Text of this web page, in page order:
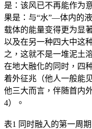
是：该风已不再能作为
果是：与“水”—体内的
载体的能量变得更为显
以及在另一种四大中这
之，这就不是一堆泥土
在地大融化的同时，四
着外征兆（他人一般能
他三大而言，伴随首内
4）。
表1 同时融入的第一周期